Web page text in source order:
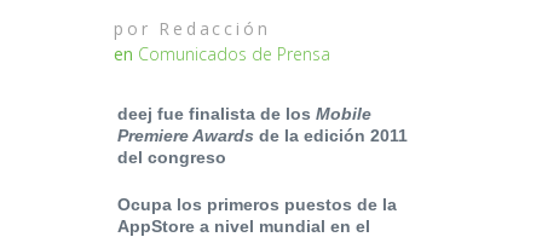
por Redacción
en Comunicados de Prensa
deej fue finalista de los Mobile
Premiere Awards de la edición 2011
del congreso
Ocupa los primeros puestos de la
AppStore a nivel mundial en el